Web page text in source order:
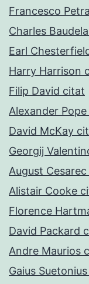
Francesco
Charles
Earl
Harry Harrison
Filip David citat
Alexander
David McKay
Georgij
August
Alistair Cooke
Florence
David Packard
Andre Maurios
Gaius